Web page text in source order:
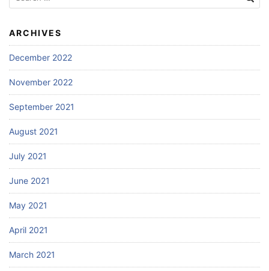
for:
ARCHIVES
December 2022
November 2022
September 2021
August 2021
July 2021
June 2021
May 2021
April 2021
March 2021